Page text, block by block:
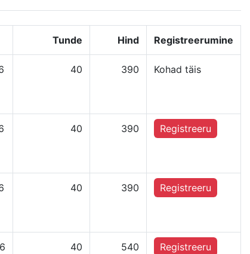
Tunde Hind Registreerumine
40 390 Kohad täis
40 390 Registreeru
40 390 Registreeru
40 540 Registreeru